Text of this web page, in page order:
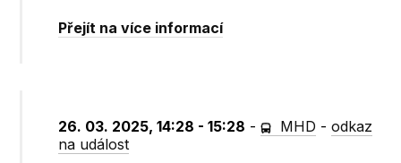
Přejít na více informací
26. 03. 2025, 14:28 - 15:28 - MHD -odkaz
na událost